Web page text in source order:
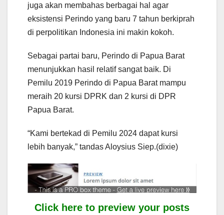
juga akan membahas berbagai hal agar
eksistensi Perindo yang baru 7 tahun berkiprah
di perpolitikan Indonesia ini makin kokoh.
Sebagai partai baru, Perindo di Papua Barat
menunjukkan hasil relatif sangat baik. Di
Pemilu 2019 Perindo di Papua Barat mampu
meraih 20 kursi DPRK dan 2 kursi di DPR
Papua Barat.
“Kami bertekad di Pemilu 2024 dapat kursi
lebih banyak,” tandas Aloysius Siep.(dixie)
Click here to preview your posts